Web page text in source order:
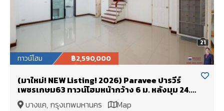
21
ทาวน์โฮม ฿2,590,000
(มาใหม่! NEW Listing! 2026) Paravee ปารวีร์
เพชรเกษม63 ทาวน์โฮมหน้ากว้าง 6 ม. หลังมุม 24.8
ตร.วา (ต่อเติมครัวไทยไว้ให้แล้ว [ราคาพิเศษ!]
บางแค, กรุงเทพมหานคร Map